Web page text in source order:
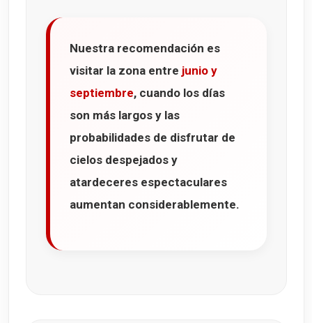
Nuestra recomendación es
visitar la zona entre junio y
septiembre, cuando los días
son más largos y las
probabilidades de disfrutar de
cielos despejados y
atardeceres espectaculares
aumentan considerablemente.